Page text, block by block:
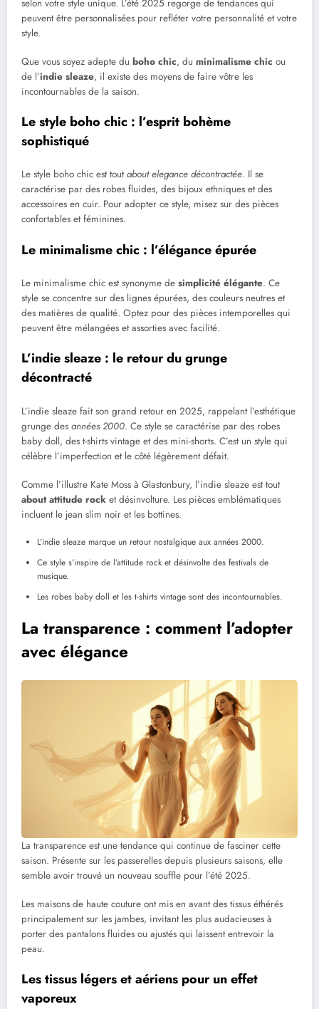
selon votre style unique. L’été 2025 regorge de tendances qui
peuvent être personnalisées pour refléter votre personnalité et votre
style.
Que vous soyez adepte du boho chic, du minimalisme chic ou
de l’indie sleaze, il existe des moyens de faire vôtre les
incontournables de la saison.
Le style boho chic : l’esprit bohème
sophistiqué
Le style boho chic est toutabout elegance décontractée. Il se
caractérise par des robes fluides, des bijoux ethniques et des
accessoires en cuir. Pour adopter ce style, misez sur des pièces
confortables et féminines.
Le minimalisme chic : l’élégance épurée
Le minimalisme chic est synonyme de simplicité élégante. Ce
style se concentre sur des lignes épurées, des couleurs neutres et
des matières de qualité. Optez pour des pièces intemporelles qui
peuvent être mélangées et assorties avec facilité.
L’indie sleaze : le retour du grunge
décontracté
L’indie sleaze fait son grand retour en 2025, rappelant l’esthétique
grunge des années 2000. Ce style se caractérise par des robes
baby doll, des t-shirts vintage et des mini-shorts. C’est un style qui
célèbre l’imperfection et le côté légèrement défait.
Comme l’illustre Kate Moss à Glastonbury, l’indie sleaze est tout
about attitude rock et désinvolture. Les pièces emblématiques
incluent le jean slim noir et les bottines.
L’indie sleaze marque un retour nostalgique aux années 2000.
Ce style s’inspire de l’attitude rock et désinvolte des festivals de
musique.
Les robes baby doll et les t-shirts vintage sont des incontournables.
La transparence : comment l’adopter
avec élégance
La transparence est une tendance qui continue de fasciner cette
saison. Présente sur les passerelles depuis plusieurs saisons, elle
semble avoir trouvé un nouveau souffle pour l’été 2025.
Les maisons de haute couture ont mis en avant des tissus éthérés
principalement sur les jambes, invitant les plus audacieuses à
porter des pantalons fluides ou ajustés qui laissent entrevoir la
peau.
Les tissus légers et aériens pour un effet
vaporeux